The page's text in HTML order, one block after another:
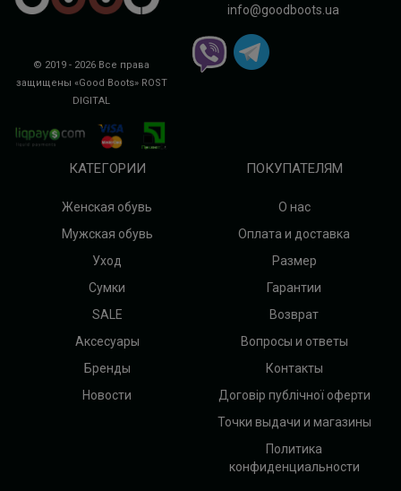
© 2019 - 2026 Все права
защищены «Good Boots» ROST
DIGITAL
info@goodboots.ua
КАТЕГОРИИ
Женская обувь
Мужская обувь
Уход
Сумки
SALE
Аксесуары
Бренды
Новости
ПОКУПАТЕЛЯМ
О нас
Оплата и доставка
Размер
Гарантии
Возврат
Вопросы и ответы
Контакты
Договір публічної оферти
Точки выдачи и магазины
Политика
конфиденциальности